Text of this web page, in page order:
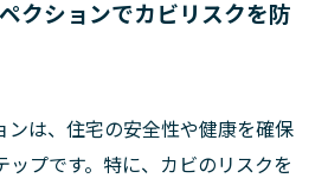
クションでカビリスクを防
ンは、住宅の安全性や健康を確保
ップです。特に、カビのリスクを